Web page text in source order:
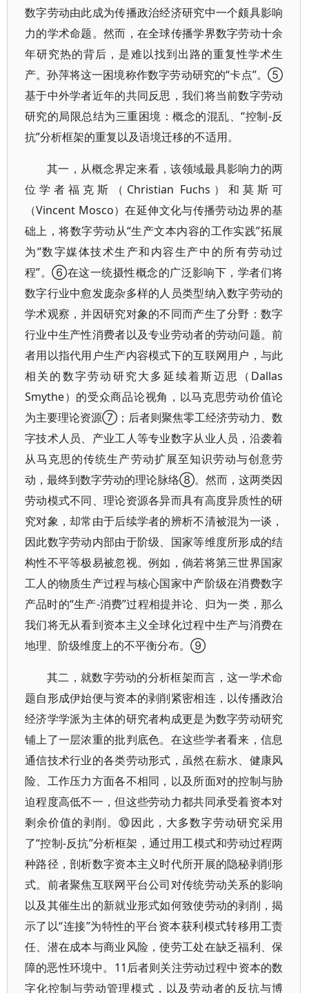
数字劳动由此成为传播政治经济研究中一个颇具影响
力的学术命题。然而，在全球传播学界数字劳动十余
年研究热的背后，是难以找到出路的重复性学术生
产。孙萍将这一困境称作数字劳动研究的“卡点”。⑤
基于中外学者近年的共同反思，我们将当前数字劳动
研究的局限总结为三重困境：概念的混乱、“控制-反
抗”分析框架的重复以及语境迁移的不适用。
其一，从概念界定来看，该领域最具影响力的两
位学者福克斯（Christian Fuchs）和莫斯可
（Vincent Mosco）在延伸文化与传播劳动边界的基
础上，将数字劳动从“生产文本内容的工作实践”拓展
为“数字媒体技术生产和内容生产中的所有劳动过
程”。⑥在这一统摄性概念的广泛影响下，学者们将
数字行业中愈发庞杂多样的人员类型纳入数字劳动的
学术观察，并因研究对象的不同而产生了分野：数字
行业中生产性消费者以及专业劳动者的劳动问题。前
者用以指代用户生产内容模式下的互联网用户，与此
相关的数字劳动研究大多延续着斯迈思（Dallas
Smythe）的受众商品论视角，以马克思劳动价值论
为主要理论资源⑦；后者则聚焦零工经济劳动力、数
字技术人员、产业工人等专业数字从业人员，沿袭着
从马克思的传统生产劳动扩展至知识劳动与创意劳
动，最终到数字劳动的理论脉络⑧。然而，这两类因
劳动模式不同、理论资源各异而具有高度异质性的研
究对象，却常由于后续学者的辨析不清被混为一谈，
因此数字劳动内部由于阶级、国家等维度所形成的结
构性不平等极易被忽视。例如，倘若将第三世界国家
工人的物质生产过程与核心国家中产阶级在消费数字
产品时的“生产-消费”过程相提并论、归为一类，那么
我们将无从看到资本主义全球化过程中生产与消费在
地理、阶级维度上的不平衡分布。⑨
其二，就数字劳动的分析框架而言，这一学术命
题自形成伊始便与资本的剥削紧密相连，以传播政治
经济学学派为主体的研究者构成更是为数字劳动研究
铺上了一层浓重的批判底色。在这些学者看来，信息
通信技术行业的各类劳动形式，虽然在薪水、健康风
险、工作压力方面各不相同，以及所面对的控制与胁
迫程度高低不一，但这些劳动力都共同承受着资本对
剩余价值的剥削。⑩因此，大多数字劳动研究采用
了“控制-反抗”分析框架，通过用工模式和劳动过程两
种路径，剖析数字资本主义时代所开展的隐秘剥削形
式。前者聚焦互联网平台公司对传统劳动关系的影响
以及其催生出的新就业形式如何致使劳动的剥削，揭
示了以“连接”为特性的平台资本获利模式转移用工责
任、潜在成本与商业风险，使劳工处在缺乏福利、保
障的恶性环境中。11后者则关注劳动过程中资本的数
字化控制与劳动管理模式，以及劳动者的反抗与博